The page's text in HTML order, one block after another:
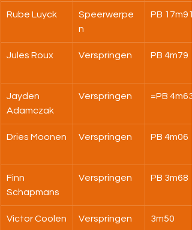
Rube Luyck
Speerwerpe
n
PB 17m91
Jules Roux Verspringen PB 4m79
Jayden
Adamczak
Verspringen =PB 4m63
Dries Moonen Verspringen PB 4m06
Finn
Schapmans
Verspringen PB 3m68
Victor Coolen Verspringen 3m50